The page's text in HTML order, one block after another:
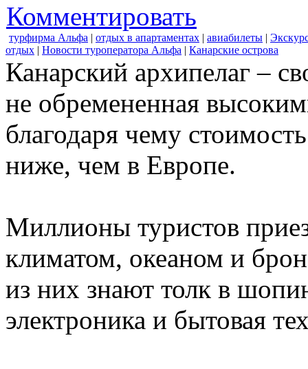
Комментировать
турфирма Альфа | отдых в апартаментах | авиабилеты |
отдых | Новости туроператора Альфа | Канарские острова
Канарский архипелаг –
не обремененная
благодаря чему
ниже, чем в Европе.
Миллионы туристов
климатом, океаном и
из них знают толк в
электроника и бытовая